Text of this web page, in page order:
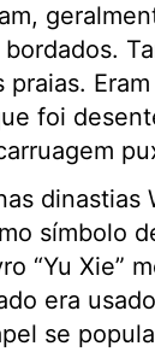
foi
símbolo
“Yu Xie”
era
se